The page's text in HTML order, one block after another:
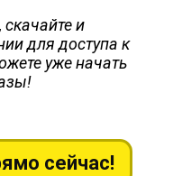
и
для доступа к
уже начать
сейчас!